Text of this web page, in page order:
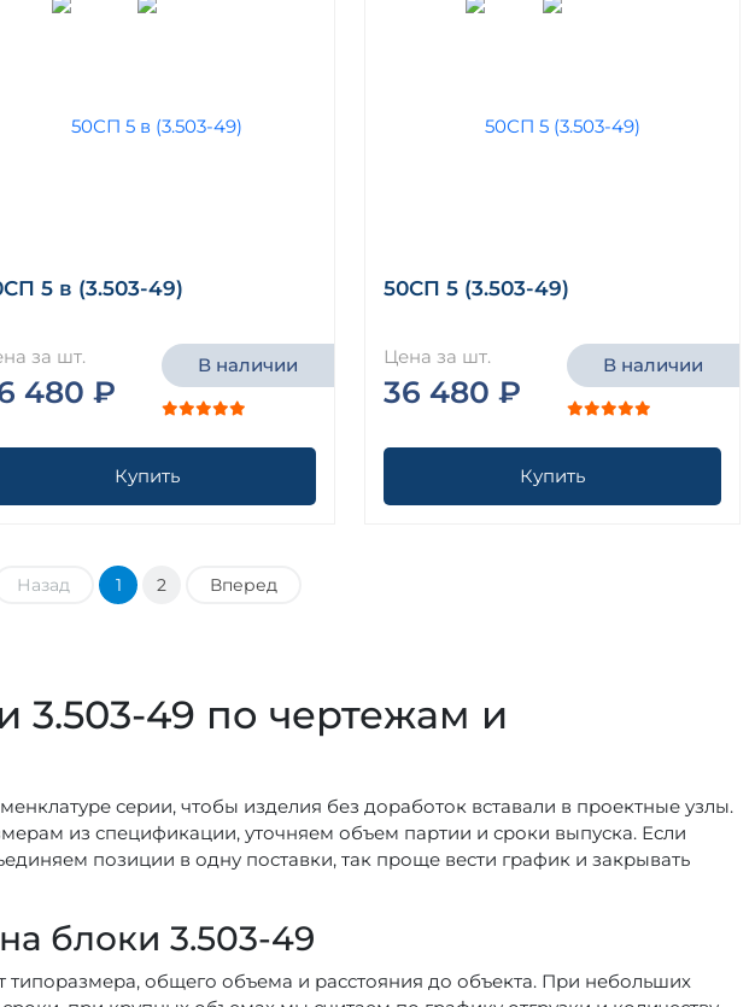
5 в (3.503-49)
за шт.
480 ₽
В наличии
Купить
50СП 5 (3.503-49)
Цена за шт.
36 480 ₽
В наличии
Купить
Назад 1 2 Вперед
3.503-49 по чертежам и
серии, чтобы изделия без доработок вставали в проектные узлы.
из спецификации, уточняем объем партии и сроки выпуска. Если
позиции в одну поставки, так проще вести график и закрывать
блоки 3.503-49
типоразмера, общего объема и расстояния до объекта. При небольших